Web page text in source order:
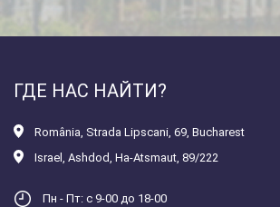
ГДЕ НАС НАЙТИ?
România, Strada Lipscani, 69, Bucharest
Israel , Ashdod, Ha-Atsmaut, 89/222
Пн - Пт: с 9-00 до 18-00